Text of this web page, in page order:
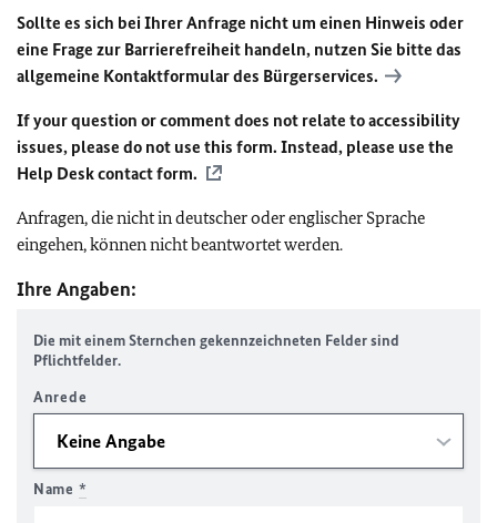
Sollte es sich bei Ihrer Anfrage nicht um einen Hinweis oder
eine Frage zur Barrierefreiheit handeln, nutzen Sie bitte das
allgemeine Kontaktformular des Bürgerservices.
If your question or comment does not relate to accessibility
issues, please do not use this form. Instead, please use the
Help Desk contact form.
Anfragen, die nicht in deutscher oder englischer Sprache
eingehen, können nicht beantwortet werden.
Ihre Angaben:
Die mit einem Sternchen gekennzeichneten Felder sind
Pflichtfelder.
Anrede
Name *